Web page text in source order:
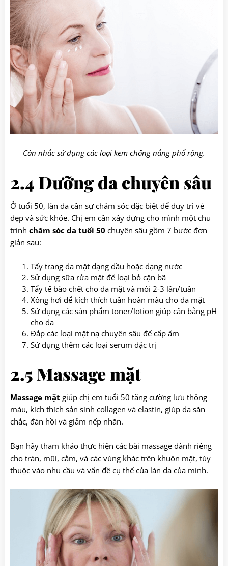
Cân nhắc sử dụng các loại kem chống nắng phổ rộng.
2.4 Dưỡng da chuyên sâu
Ở tuổi 50, làn da cần sự chăm sóc đặc biệt để duy trì vẻ
đẹp và sức khỏe. Chị em cần xây dựng cho mình một chu
trình chăm sóc da tuổi 50 chuyên sâu gồm 7 bước đơn
giản sau:
Tẩy trang da mặt dạng dầu hoặc dạng nước
Sử dụng sữa rửa mặt để loại bỏ cặn bã
Tẩy tế bào chết cho da mặt và môi 2-3 lần/tuần
Xông hơi để kích thích tuần hoàn màu cho da mặt
Sử dụng các sản phẩm toner/lotion giúp cân bằng pH
cho da
Đắp các loại mặt nạ chuyên sâu để cấp ẩm
Sử dụng thêm các loại serum đặc trị
2.5 Massage mặt
Massage mặt giúp chị em tuổi 50 tăng cường lưu thông
máu, kích thích sản sinh collagen và elastin, giúp da săn
chắc, đàn hồi và giảm nếp nhăn.
Bạn hãy tham khảo thực hiện các bài massage dành riêng
cho trán, mũi, cằm, và các vùng khác trên khuôn mặt, tùy
thuộc vào nhu cầu và vấn đề cụ thể của làn da của mình.